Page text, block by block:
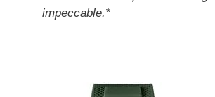
impeccable.*